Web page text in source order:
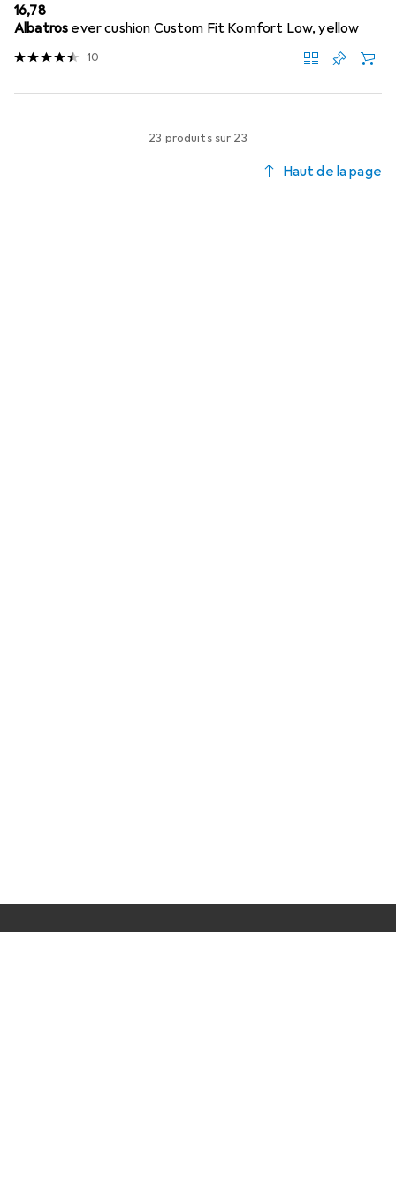
EUR
16,78
Albatros ever cushion Custom Fit Komfort Low, yellow
10
23 produits sur 23
Haut de la page